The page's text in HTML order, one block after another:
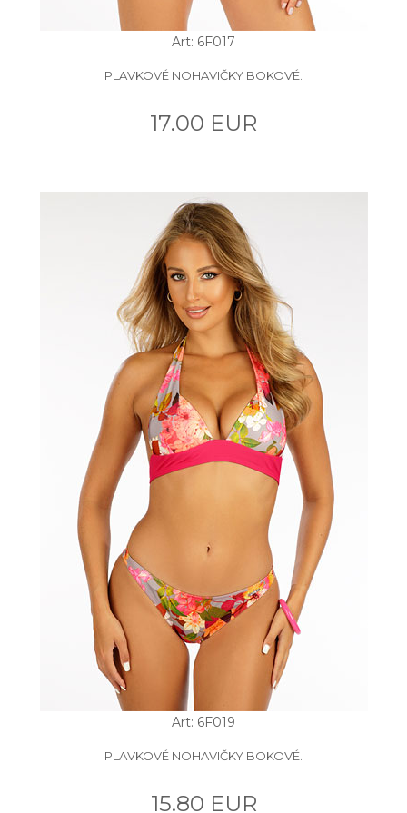
Art: 6F017
PLAVKOVÉ NOHAVIČKY BOKOVÉ.
17.00 EUR
Art: 6F019
PLAVKOVÉ NOHAVIČKY BOKOVÉ.
15.80 EUR